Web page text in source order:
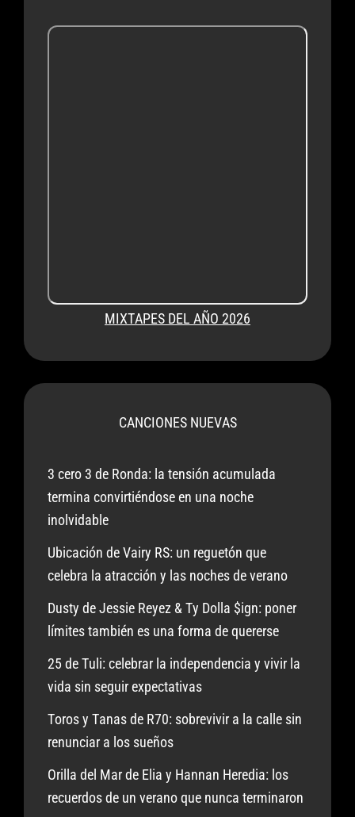
MIXTAPES DEL AÑO 2026
CANCIONES NUEVAS
3 cero 3 de Ronda: la tensión acumulada
termina convirtiéndose en una noche
inolvidable
Ubicación de Vairy RS: un reguetón que
celebra la atracción y las noches de verano
Dusty de Jessie Reyez & Ty Dolla $ign: poner
límites también es una forma de quererse
25 de Tuli: celebrar la independencia y vivir la
vida sin seguir expectativas
Toros y Tanas de R70: sobrevivir a la calle sin
renunciar a los sueños
Orilla del Mar de Elia y Hannan Heredia: los
recuerdos de un verano que nunca terminaron